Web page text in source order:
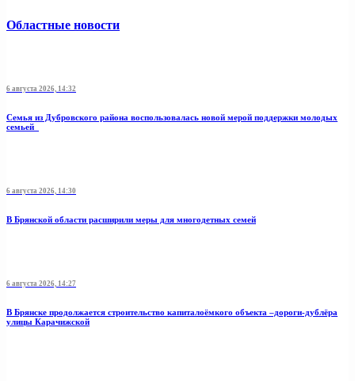
Областные новости
6 августа 2026, 14:32
Семья из Дубровского района воспользовалась новой мерой поддержки молодых
семьей
6 августа 2026, 14:30
В Брянской области расширили меры для многодетных семей
6 августа 2026, 14:27
В Брянске продолжается строительство капиталоёмкого объекта –дороги-дублёра
улицы Карачижской